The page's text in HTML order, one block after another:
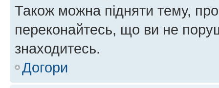
Також можна підняти тему,
переконайтесь, що ви не
знаходитесь.
Догори